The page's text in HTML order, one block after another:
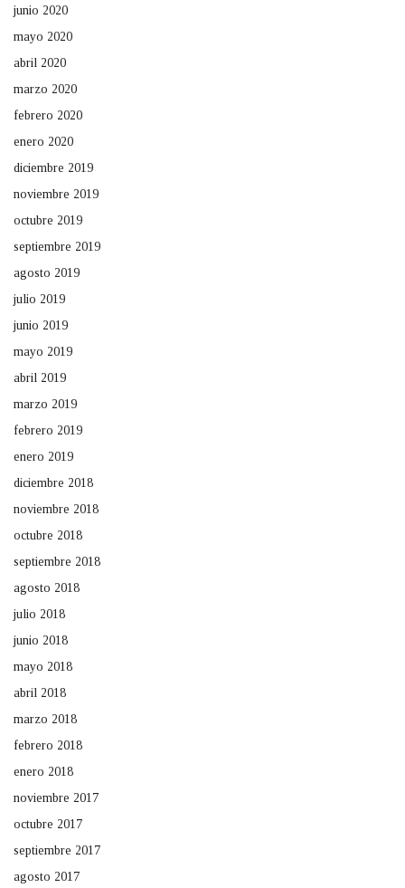
junio 2020
mayo 2020
abril 2020
marzo 2020
febrero 2020
enero 2020
diciembre 2019
noviembre 2019
octubre 2019
septiembre 2019
agosto 2019
julio 2019
junio 2019
mayo 2019
abril 2019
marzo 2019
febrero 2019
enero 2019
diciembre 2018
noviembre 2018
octubre 2018
septiembre 2018
agosto 2018
julio 2018
junio 2018
mayo 2018
abril 2018
marzo 2018
febrero 2018
enero 2018
noviembre 2017
octubre 2017
septiembre 2017
agosto 2017